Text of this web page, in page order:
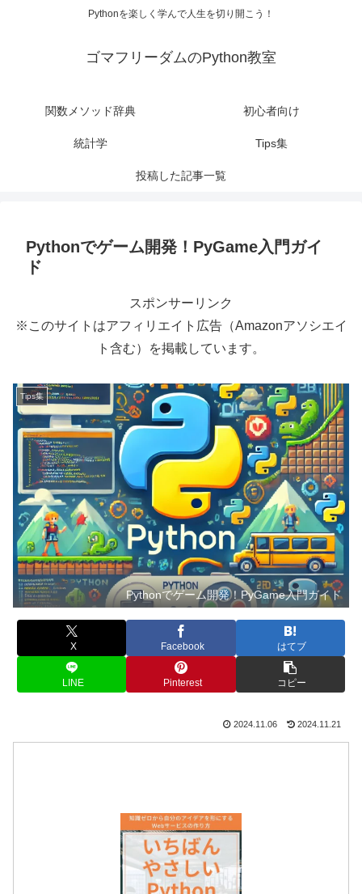
Pythonを楽しく学んで人生を切り開こう！
ゴマフリーダムのPython教室
関数メソッド辞典 初心者向け
統計学 Tips集
投稿した記事一覧
Pythonでゲーム開発！PyGame入門ガイ
ド
スポンサーリンク
※このサイトはアフィリエイト広告（Amazonアソシエイ
ト含む）を掲載しています。
Tips集
Pythonでゲーム開発！PyGame入門ガイド
X Facebook はてブ
LINE Pinterest コピー
2024.11.06 2024.11.21